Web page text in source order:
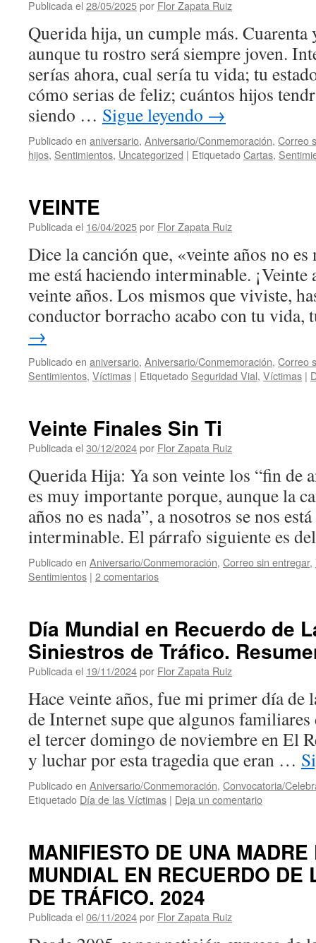
Publicada el 28/05/2025por Flor Zapata Ruiz
Querida hija, un cumple más. Cuarenta
aunque tu rostro será siempre joven.
serías ahora, cual sería tu vida; tu
cómo serias de feliz; cuántos hijos
siendo … Sigue leyendo →
Publicado en aniversario, Aniversario/Conmemoración, Correo
hijos, Sentimientos, Uncategorized | EtiquetadoCartas,
VEINTE
Publicada el 16/04/2025por Flor Zapata Ruiz
Dice la canción que, «veinte años no
me está haciendo interminable. ¡Veinte
veinte años. Los mismos que viviste,
conductor borracho acabo con tu
→
Publicado en aniversario, Aniversario/Conmemoración, Correo
Sentimientos, Víctimas | Etiquetado Seguridad Vial, Víctimas |
Veinte Finales Sin Ti
Publicada el 30/12/2024por Flor Zapata Ruiz
Querida Hija: Ya son veinte los “fin de
es muy importante porque, aunque la
años no es nada”, a nosotros se nos
interminable. El párrafo siguiente es
Publicado en Aniversario/Conmemoración, Correo sin entregar,
Sentimientos | 2 comentarios
Día Mundial en Recuerdo de
Siniestros de Tráfico.
Publicada el 19/11/2024por Flor Zapata Ruiz
Hace veinte años, fue mi primer día de
de Internet supe que algunos
el tercer domingo de noviembre en El
y luchar por esta tragedia que eran …
Publicado en Aniversario/Conmemoración, Convocatoria/
Etiquetado Día de las Víctimas | Deja un comentario
MANIFIESTO DE UNA
MUNDIAL EN RECUERDO DE
DE TRÁFICO. 2024
Publicada el 06/11/2024por Flor Zapata Ruiz